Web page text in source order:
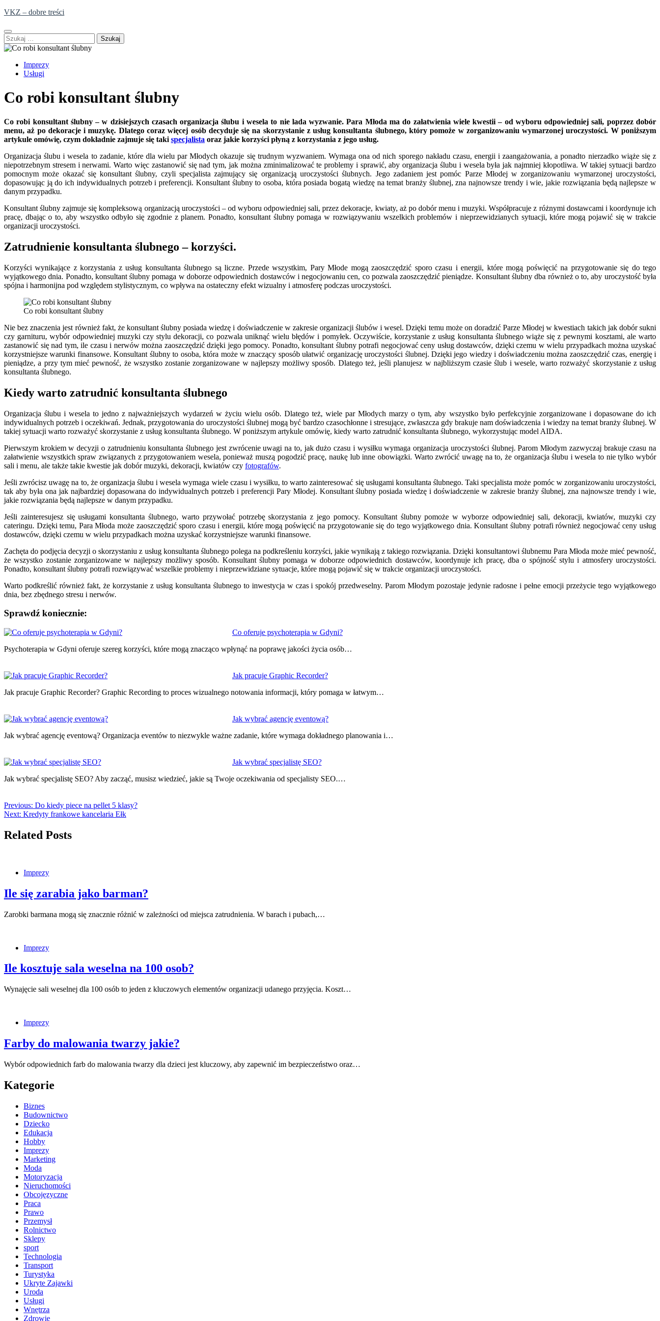
Skip
content
VKZ – dobre treści
Szukaj:
Imprezy
Usługi
Co robi konsultant ślubny
Co robi konsultant ślubny – w dzisiejszych czasach organizacja ślubu i wesela to nie lada wyzwanie. Para Młoda ma do załatwienia wiele kwestii – od wyboru odpowiedniej sali, poprzez dobór
menu, aż po dekoracje i muzykę. Dlatego coraz więcej osób decyduje się na skorzystanie z usług konsultanta ślubnego, który pomoże w zorganizowaniu wymarzonej uroczystości. W poniższym
artykule omówię, czym dokładnie zajmuje się taki specjalista oraz jakie korzyści płyną z korzystania z jego usług.
Organizacja ślubu i wesela to zadanie, które dla wielu par Młodych okazuje się trudnym wyzwaniem. Wymaga ona od nich sporego nakładu czasu, energii i zaangażowania, a ponadto nierzadko wiąże się z
niepotrzebnym stresem i nerwami. Warto więc zastanowić się nad tym, jak można zminimalizować te problemy i sprawić, aby organizacja ślubu i wesela była jak najmniej kłopotliwa. W takiej sytuacji bardzo
pomocnym może okazać się konsultant ślubny, czyli specjalista zajmujący się organizacją uroczystości ślubnych. Jego zadaniem jest pomóc Parze Młodej w zorganizowaniu wymarzonej uroczystości,
dopasowując ją do ich indywidualnych potrzeb i preferencji. Konsultant ślubny to osoba, która posiada bogatą wiedzę na temat branży ślubnej, zna najnowsze trendy i wie, jakie rozwiązania będą najlepsze w
danym przypadku.
Konsultant ślubny zajmuje się kompleksową organizacją uroczystości – od wyboru odpowiedniej sali, przez dekoracje, kwiaty, aż po dobór menu i muzyki. Współpracuje z różnymi dostawcami i koordynuje ich
pracę, dbając o to, aby wszystko odbyło się zgodnie z planem. Ponadto, konsultant ślubny pomaga w rozwiązywaniu wszelkich problemów i nieprzewidzianych sytuacji, które mogą pojawić się w trakcie
organizacji uroczystości.
Zatrudnienie konsultanta ślubnego – korzyści.
Korzyści wynikające z korzystania z usług konsultanta ślubnego są liczne. Przede wszystkim, Pary Młode mogą zaoszczędzić sporo czasu i energii, które mogą poświęcić na przygotowanie się do tego
wyjątkowego dnia. Ponadto, konsultant ślubny pomaga w doborze odpowiednich dostawców i negocjowaniu cen, co pozwala zaoszczędzić pieniądze. Konsultant ślubny dba również o to, aby uroczystość była
spójna i harmonijna pod względem stylistycznym, co wpływa na ostateczny efekt wizualny i atmosferę podczas uroczystości.
Co robi konsultant ślubny
Nie bez znaczenia jest również fakt, że konsultant ślubny posiada wiedzę i doświadczenie w zakresie organizacji ślubów i wesel. Dzięki temu może on doradzić Parze Młodej w kwestiach takich jak dobór sukni
czy garnituru, wybór odpowiedniej muzyki czy stylu dekoracji, co pozwala uniknąć wielu błędów i pomyłek. Oczywiście, korzystanie z usług konsultanta ślubnego wiąże się z pewnymi kosztami, ale warto
zastanowić się nad tym, ile czasu i nerwów można zaoszczędzić dzięki jego pomocy. Ponadto, konsultant ślubny potrafi negocjować ceny usług dostawców, dzięki czemu w wielu przypadkach można uzyskać
korzystniejsze warunki finansowe. Konsultant ślubny to osoba, która może w znaczący sposób ułatwić organizację uroczystości ślubnej. Dzięki jego wiedzy i doświadczeniu można zaoszczędzić czas, energię i
pieniądze, a przy tym mieć pewność, że wszystko zostanie zorganizowane w najlepszy możliwy sposób. Dlatego też, jeśli planujesz w najbliższym czasie ślub i wesele, warto rozważyć skorzystanie z usług
konsultanta ślubnego.
Kiedy warto zatrudnić konsultanta ślubnego
Organizacja ślubu i wesela to jedno z najważniejszych wydarzeń w życiu wielu osób. Dlatego też, wiele par Młodych marzy o tym, aby wszystko było perfekcyjnie zorganizowane i dopasowane do ich
indywidualnych potrzeb i oczekiwań. Jednak, przygotowania do uroczystości ślubnej mogą być bardzo czasochłonne i stresujące, zwłaszcza gdy brakuje nam doświadczenia i wiedzy na temat branży ślubnej. W
takiej sytuacji warto rozważyć skorzystanie z usług konsultanta ślubnego. W poniższym artykule omówię, kiedy warto zatrudnić konsultanta ślubnego, wykorzystując model AIDA.
Pierwszym krokiem w decyzji o zatrudnieniu konsultanta ślubnego jest zwrócenie uwagi na to, jak dużo czasu i wysiłku wymaga organizacja uroczystości ślubnej. Parom Młodym zazwyczaj brakuje czasu na
załatwienie wszystkich spraw związanych z przygotowaniem wesela, ponieważ muszą pogodzić pracę, naukę lub inne obowiązki. Warto zwrócić uwagę na to, że organizacja ślubu i wesela to nie tylko wybór
sali i menu, ale także takie kwestie jak dobór muzyki, dekoracji, kwiatów czy fotografów.
Jeśli zwrócisz uwagę na to, że organizacja ślubu i wesela wymaga wiele czasu i wysiłku, to warto zainteresować się usługami konsultanta ślubnego. Taki specjalista może pomóc w zorganizowaniu uroczystości,
tak aby była ona jak najbardziej dopasowana do indywidualnych potrzeb i preferencji Pary Młodej. Konsultant ślubny posiada wiedzę i doświadczenie w zakresie branży ślubnej, zna najnowsze trendy i wie,
jakie rozwiązania będą najlepsze w danym przypadku.
Jeśli zainteresujesz się usługami konsultanta ślubnego, warto przywołać potrzebę skorzystania z jego pomocy. Konsultant ślubny pomoże w wyborze odpowiedniej sali, dekoracji, kwiatów, muzyki czy
cateringu. Dzięki temu, Para Młoda może zaoszczędzić sporo czasu i energii, które mogą poświęcić na przygotowanie się do tego wyjątkowego dnia. Konsultant ślubny potrafi również negocjować ceny usług
dostawców, dzięki czemu w wielu przypadkach można uzyskać korzystniejsze warunki finansowe.
Zachęta do podjęcia decyzji o skorzystaniu z usług konsultanta ślubnego polega na podkreśleniu korzyści, jakie wynikają z takiego rozwiązania. Dzięki konsultantowi ślubnemu Para Młoda może mieć pewność,
że wszystko zostanie zorganizowane w najlepszy możliwy sposób. Konsultant ślubny pomaga w doborze odpowiednich dostawców, koordynuje ich pracę, dba o spójność stylu i atmosfery uroczystości.
Ponadto, konsultant ślubny potrafi rozwiązywać wszelkie problemy i nieprzewidziane sytuacje, które mogą pojawić się w trakcie organizacji uroczystości.
Warto podkreślić również fakt, że korzystanie z usług konsultanta ślubnego to inwestycja w czas i spokój przedweselny. Parom Młodym pozostaje jedynie radosne i pełne emocji przeżycie tego wyjątkowego
dnia, bez zbędnego stresu i nerwów.
Sprawdź koniecznie:
Co oferuje psychoterapia w Gdyni?
Psychoterapia w Gdyni oferuje szereg korzyści, które mogą znacząco wpłynąć na poprawę jakości życia osób…
Jak pracuje Graphic Recorder?
Jak pracuje Graphic Recorder? Graphic Recording to proces wizualnego notowania informacji, który pomaga w łatwym…
Jak wybrać agencję eventową?
Jak wybrać agencję eventową? Organizacja eventów to niezwykle ważne zadanie, które wymaga dokładnego planowania i…
Jak wybrać specjalistę SEO?
Jak wybrać specjalistę SEO? Aby zacząć, musisz wiedzieć, jakie są Twoje oczekiwania od specjalisty SEO.…
Nawigacja
wpisu
Previous: Do kiedy piece na pellet 5 klasy?
Next: Kredyty frankowe kancelaria Ełk
Related Posts
Imprezy
Ile się zarabia jako barman?
Zarobki barmana mogą się znacznie różnić w zależności od miejsca zatrudnienia. W barach i pubach,…
Imprezy
Ile kosztuje sala weselna na 100 osob?
Wynajęcie sali weselnej dla 100 osób to jeden z kluczowych elementów organizacji udanego przyjęcia. Koszt…
Imprezy
Farby do malowania twarzy jakie?
Wybór odpowiednich farb do malowania twarzy dla dzieci jest kluczowy, aby zapewnić im bezpieczeństwo oraz…
Kategorie
Biznes
Budownictwo
Dziecko
Edukacja
Hobby
Imprezy
Marketing
Moda
Motoryzacja
Nieruchomości
Obcojęzyczne
Praca
Prawo
Przemysł
Rolnictwo
Sklepy
sport
Technologia
Transport
Turystyka
Ukryte Zajawki
Uroda
Usługi
Wnętrza
Zdrowie